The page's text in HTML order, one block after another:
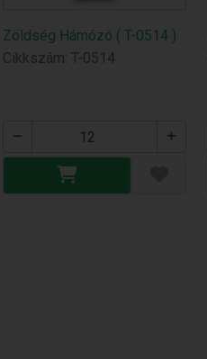
Zöldség Hámózó ( T-0514 )
Cikkszám: T-0514